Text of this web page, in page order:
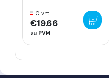
0 vnt.
€19.66
su PVM